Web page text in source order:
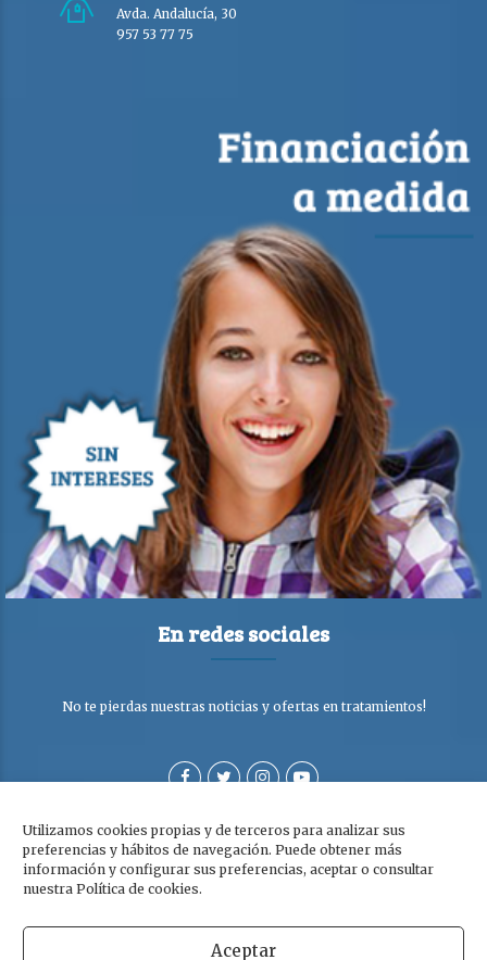
Utilizamos cookies propias y de terceros para analizar sus
preferencias y hábitos de navegación. Puede obtener más
información y configurar sus preferencias, aceptar o consultar
nuestra Política de cookies.
Aceptar
Avda. Andalucía, 30
957 53 77 75
En redes sociales
No te pierdas nuestras noticias y ofertas en tratamientos!